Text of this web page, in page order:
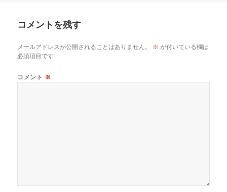
コメントを残す
メールアドレスが公開されることはありません。 ※ が付いている欄は
必須項目です
コメント ※